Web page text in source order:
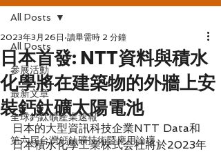
All Posts
參展活動
最新文章
全球鈣鈦礦產業速報
第六屆台灣鈣鈦礦技術暨應用論壇
All Posts
日本首發: NTT資料與積水
化學將在建築物的外牆上安
裝鈣鈦礦太陽電池
2023年3月26日 讀畢需時 2 分鐘
日本的大型資訊科技企業NTT Data和
日本積水化學工業株式会社將於2023年